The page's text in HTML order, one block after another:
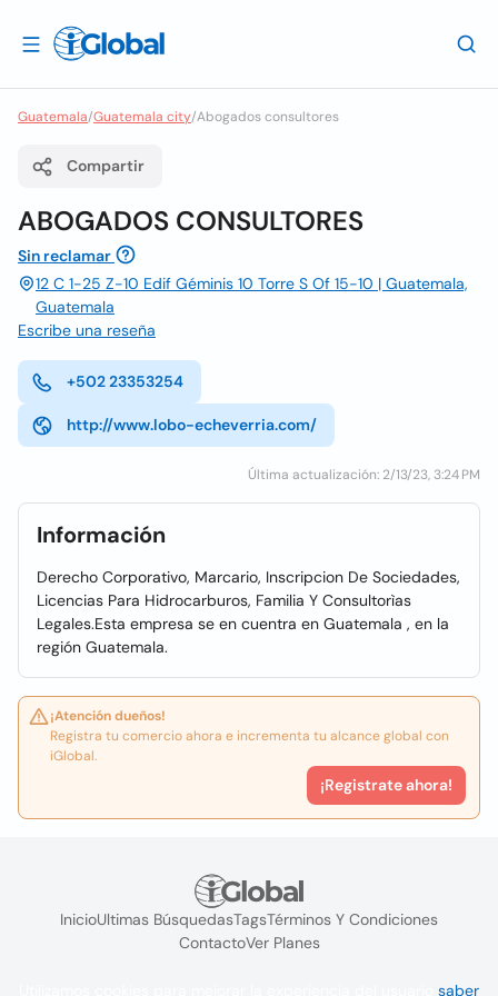
Guatemala/Guatemala city/Abogados consultores
Compartir
ABOGADOS CONSULTORES
Sin reclamar
12 C 1-25 Z-10 Edif Géminis 10 Torre S Of 15-10 | Guatemala,
Guatemala
Escribe una reseña
+502 23353254
http://www.lobo-echeverria.com/
Última actualización: 2/13/23, 3:24 PM
Información
Derecho Corporativo, Marcario, Inscripcion De Sociedades,
Licencias Para Hidrocarburos, Familia Y Consultorìas
Legales.Esta empresa se en cuentra en Guatemala , en la
región Guatemala.
¡Atención dueños!
Registra tu comercio ahora e incrementa tu alcance global con
iGlobal.
¡Registrate ahora!
InicioUltimas BúsquedasTagsTérminos Y Condiciones
ContactoVer Planes
saber